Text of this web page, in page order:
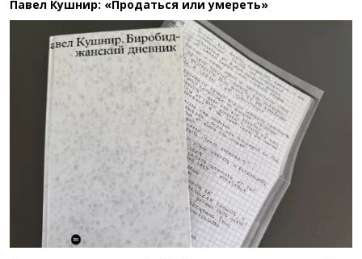
Павел Кушнир: «Продаться или умереть»